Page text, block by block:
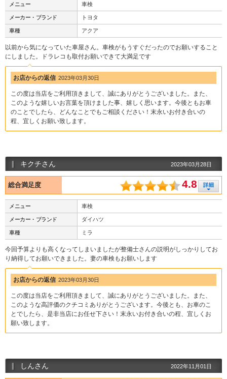
メニュー 車検
メーカー・ブランド トヨタ
車種 アクア
以前から気になっていた車屋さん。車検がもうすぐだったのでお願いすること
にしました。ドラレコも取付お願いできて大満足です
お店からの返信 2023年03月30日
この度は当店をご利用頂きまして、誠にありがとうございました。また、
このような嬉しいお言葉を頂けました事、嬉しく思います。今後ともお車
のことでしたら、どんなことでもご相談ください！末永いお付き合いの
程、宜しくお願い致します。
キクチさん 2023年03月28日
総合満足度 4.8
メニュー 車検
メーカー・ブランド ダイハツ
車種 ミラ
今回予算よりも高くなってしまいましたが整備士さんの説明がしっかりしてお
り納得してお願いできました。妻の車検もお願いします
お店からの返信 2023年03月30日
この度は当店をご利用頂きまして、誠にありがとうございました。また、
このような高評価のクチコミありがとうございます。今後とも、お車のこ
とでしたら、是非当店にお任せ下さい！末永いお付き合いの程、宜しくお
願い致します。
しんさん 2022年11月01日